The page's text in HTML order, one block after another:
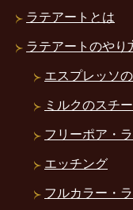
ラテアートとは
ラテアートのやり
エスプレッソ
ミルクのスチ
フリーポア・
エッチング
フルカラー・